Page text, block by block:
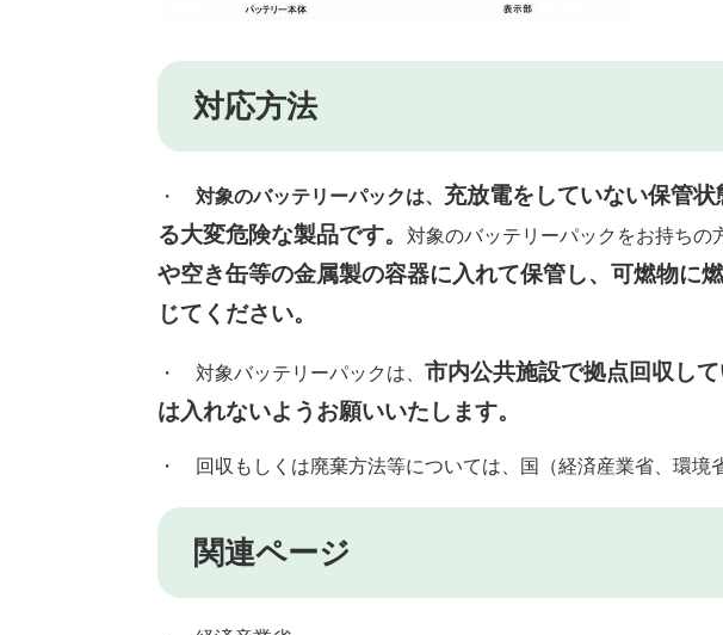
対応方法
・ 対象のバッテリーパックは、 充放電をしていない保管
る大変危険な製品です。 対象のバッテリーパックをお持ちの
や空き缶等の金属製の容器に入れて保管し、可燃物に
じてください。
・ 対象バッテリーパックは、 市内公共施設で拠点回収し
は入れないようお願いいたします。
・ 回収もしくは廃棄方法等については、国（経済産業省、環境
関連ページ